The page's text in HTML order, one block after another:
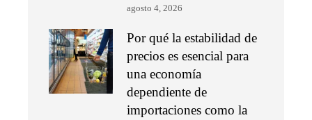
agosto 4, 2026
Por qué la estabilidad de
precios es esencial para
una economía
dependiente de
importaciones como la